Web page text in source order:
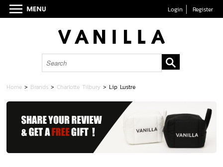
Login Register
Home > Brands > Charlotte Tilbury >Lip Lustre